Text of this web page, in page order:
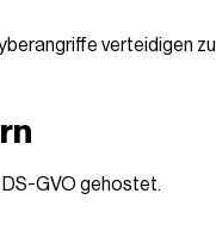
verteidigen zu
GVO gehostet.